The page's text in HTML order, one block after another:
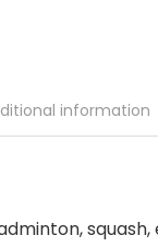
information
squash,